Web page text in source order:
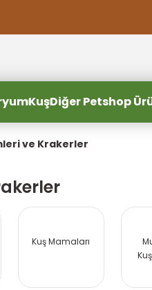
Kargo #3
KuşDiğer Petshop
ve Krakerler
Kuş Mamaları